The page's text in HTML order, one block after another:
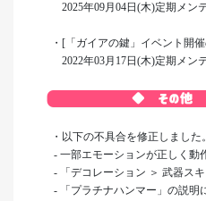
2025年09月04日(木)定期メンテ
・[「ガイアの鍵」イベント開
2022年03月17日(木)定期メン
・以下の不具合を修正しました
- 一部エモーションが正しく動
- 「デコレーション ＞ 武器ス
- 「プラチナハンマー」の説明